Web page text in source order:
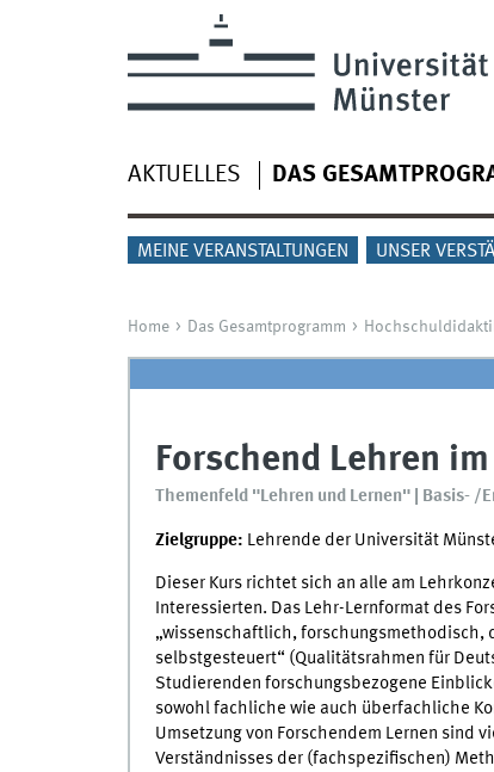
AKTUELLES DAS
MEINE VERANSTALTUNGEN UNSER
Home Das Gesamtprogramm
Forschend Lehren
Themenfeld "Lehren und Lernen" | Basis- /
Zielgruppe: Lehrende der Universität
Dieser Kurs richtet sich an alle am
Interessierten. Das Lehr-Lernformat des
„wissenschaftlich, forschungsmethodisch,
selbstgesteuert“ (Qualitätsrahmen für
Studierenden forschungsbezogene
sowohl fachliche wie auch überfachliche
Umsetzung von Forschendem Lernen sind
Verständnisses der (fachspezifischen)